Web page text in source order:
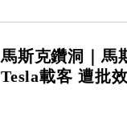
馬斯克鑽洞｜馬
Tesla載客 遭批